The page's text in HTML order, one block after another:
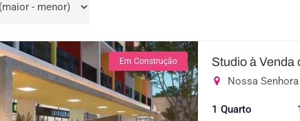
Em Construção Studio à Venda
Nossa
1 Quarto